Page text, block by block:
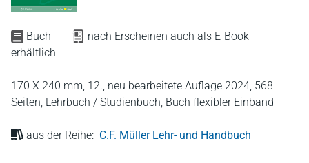
Buch
nach Erscheinen auch als E-Book
erhältlich
170 X 240 mm, 12., neu bearbeitete Auflage 2024, 568
Seiten, Lehrbuch / Studienbuch, Buch flexibler Einband
aus der Reihe: C.F. Müller Lehr- und Handbuch